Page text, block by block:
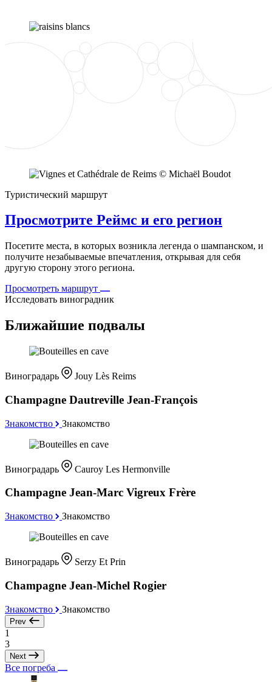
Туристический маршрут
Просмотрите Реймс и его регион
Посетите места, в которых возникла легенда о шампанском, и
получите незабываемые впечатления, открывая для себя
другую сторону этого региона.
Просмотреть маршрут
Исследовать виноградник
Ближайшие подвалы
Виноградарь Jouy Lès Reims
Champagne Dautreville Jean-François
Знакомство Знакомство
Виноградарь Cauroy Les Hermonville
Champagne Jean-Marc Vigreux Frère
Знакомство Знакомство
Виноградарь Serzy Et Prin
Champagne Jean-Michel Rogier
Знакомство Знакомство
Prev
1
3
Next
Все погреба